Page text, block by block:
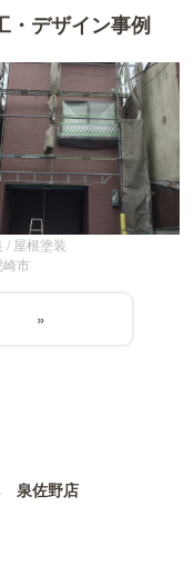
・デザイン事例
/ 屋根塗装
崎市
»
泉佐野店